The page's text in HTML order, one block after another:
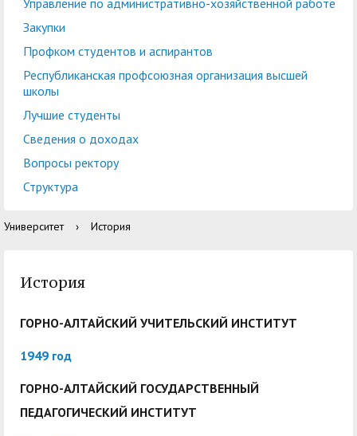
Международная
деятельность
Управление по
административно-
Закупки
Республиканская
организация высшей
Центр тестирования
иностранных граждан
по русскому языку
Центр развития
компетенций
Центр русского языка
Образовательный
служением»
Информация о
отпуска обучающимся
Управление по административно-хозяйственной работе
Закупки
Профком студентов и аспирантов
Республиканская профсоюзная организация высшей
школы
Лучшие студенты
Сведения о доходах
Вопросы ректору
Структура
Университет › История
История
ГОРНО-АЛТАЙСКИЙ УЧИТЕЛЬСКИЙ ИНСТИТУТ
1949 год
ГОРНО-АЛТАЙСКИЙ ГОСУДАРСТВЕННЫЙ
ПЕДАГОГИЧЕСКИЙ ИНСТИТУТ